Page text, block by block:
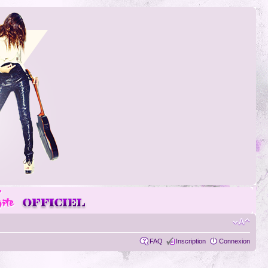
FAQ Inscription Connexion